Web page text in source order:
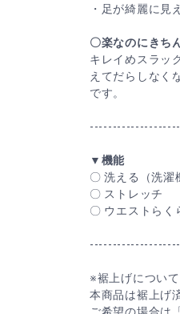
・足が綺麗に見
〇楽なのにきち
キレイめスラッ
えてだらしなく
です。
▼機能
〇 洗える（洗濯
〇 ストレッチ
〇 ウエストらく
※裾上げについて
本商品は裾上げ